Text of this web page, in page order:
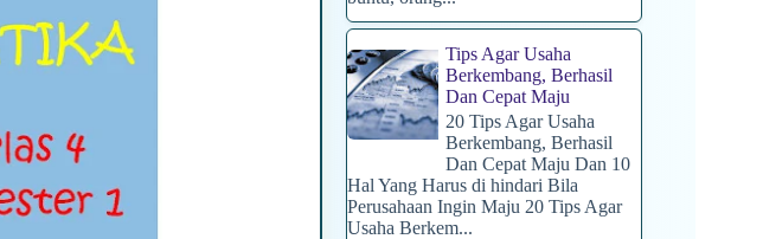
Tips Agar Usaha
Berkembang, Berhasil
Dan Cepat Maju
20 Tips Agar Usaha
Berkembang, Berhasil
Dan Cepat Maju Dan 10
Hal Yang Harus di hindari Bila
Perusahaan Ingin Maju 20 Tips Agar
Usaha Berkem...